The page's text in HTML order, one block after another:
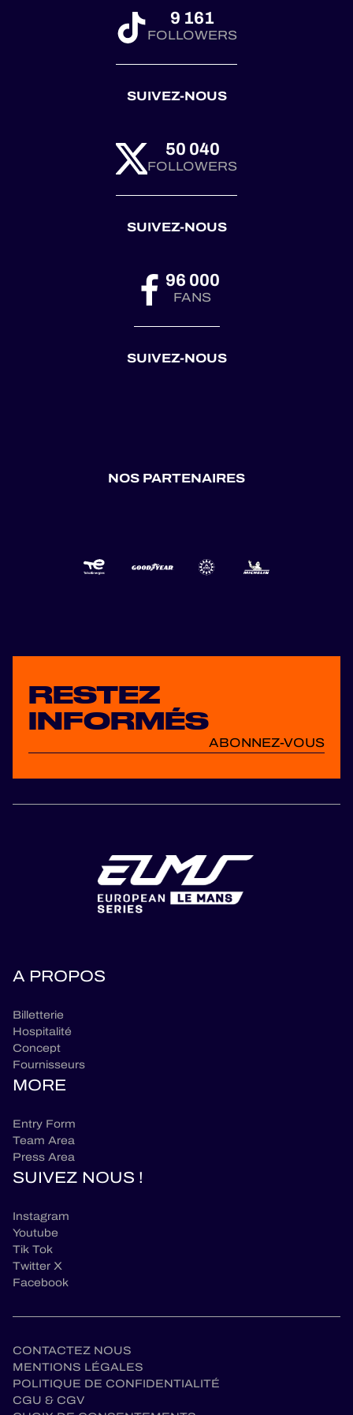
9 161
FOLLOWERS
SUIVEZ-NOUS
50 040
FOLLOWERS
SUIVEZ-NOUS
96 000
FANS
SUIVEZ-NOUS
NOS PARTENAIRES
RESTEZ
INFORMÉS
ABONNEZ-VOUS
A PROPOS
Billetterie
Hospitalité
Concept
Fournisseurs
MORE
Entry Form
Team Area
Press Area
SUIVEZ NOUS !
Instagram
Youtube
Tik Tok
Twitter X
Facebook
CONTACTEZ NOUS
MENTIONS LÉGALES
POLITIQUE DE CONFIDENTIALITÉ
CGU & CGV